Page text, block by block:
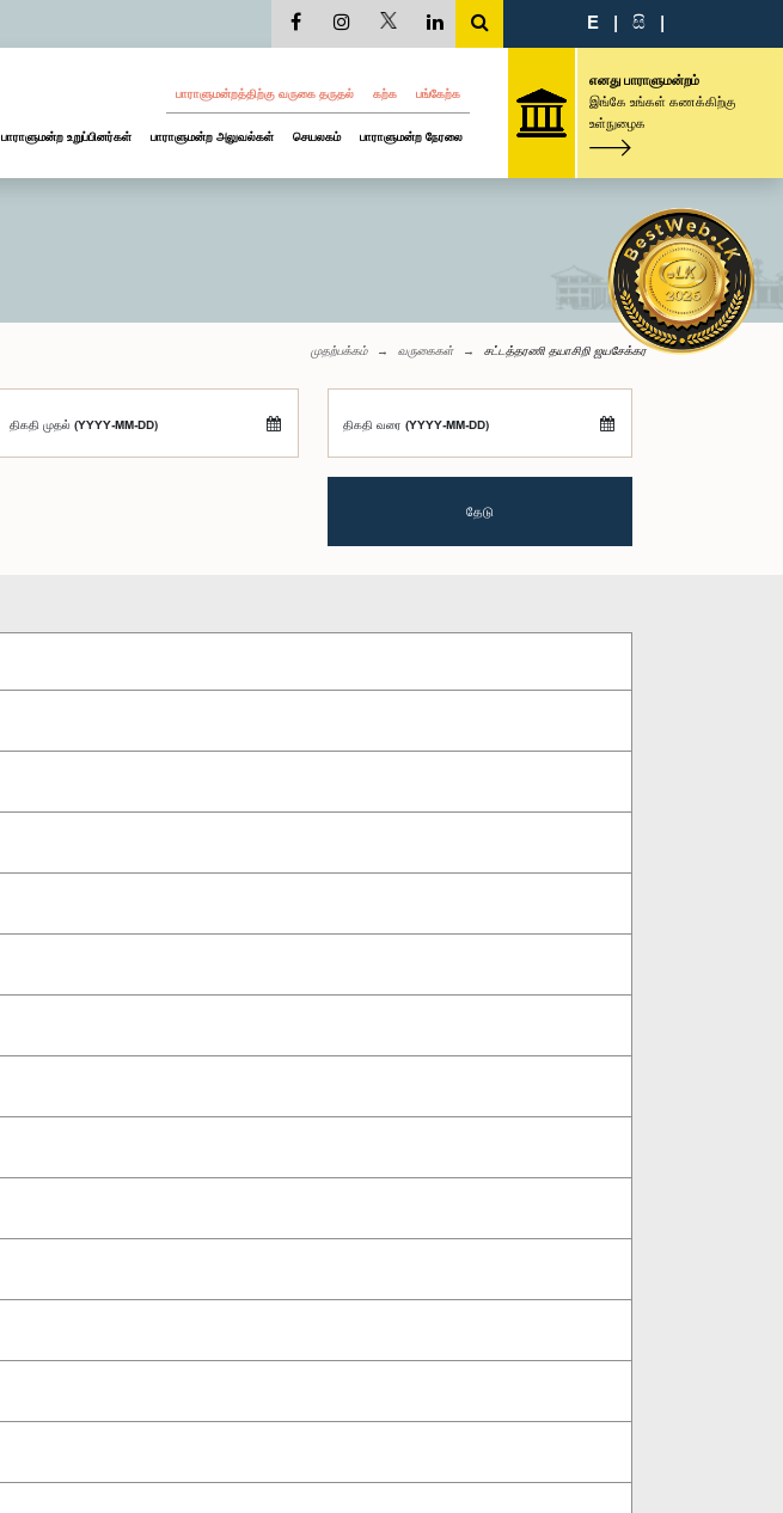
E | සි |
பாராளுமன்றத்திற்கு வருகை தருதல் கற்க பங்கேற்க
பாராளுமன்ற உறுப்பினர்கள் பாராளுமன்ற அலுவல்கள் செயலகம் பாராளுமன்ற நேரலை
எனது பாராளுமன்றம்
இங்கே உங்கள் கணக்கிற்கு
உள்நுழைக
முதற்பக்கம் வருகைகள் சட்டத்தரணி தயாசிறி ஜயசேக்கர
திகதி முதல் (YYYY-MM-DD) திகதி வரை (YYYY-MM-DD)
தேடு